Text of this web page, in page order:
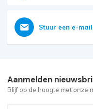
Stuur een e-mail
Aanmelden
Blijf op de hoogte met onze